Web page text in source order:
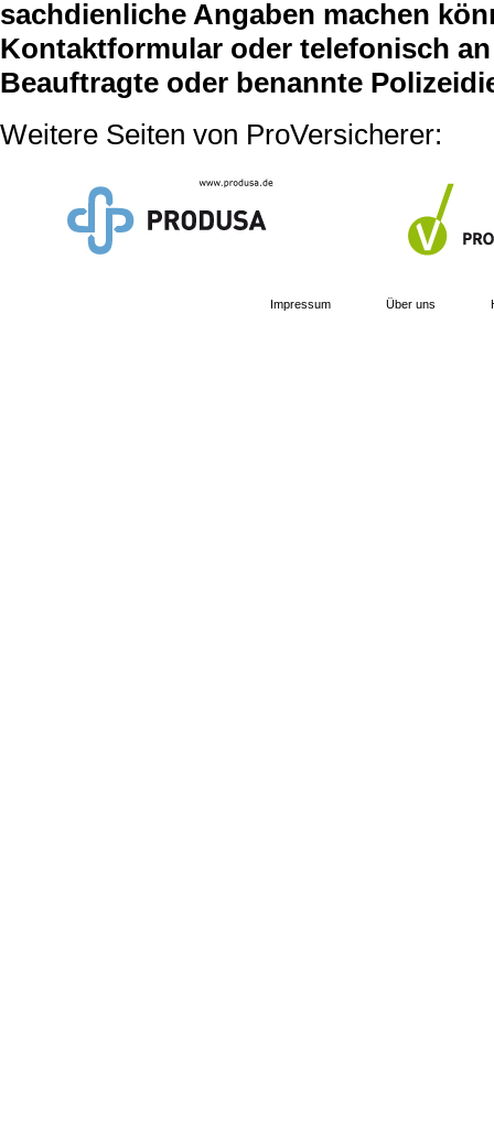
sachdienliche Angaben machen
Kontaktformular oder telefonisch
Beauftragte oder benannte
Weitere Seiten von ProVersicherer:
Impressum Über uns